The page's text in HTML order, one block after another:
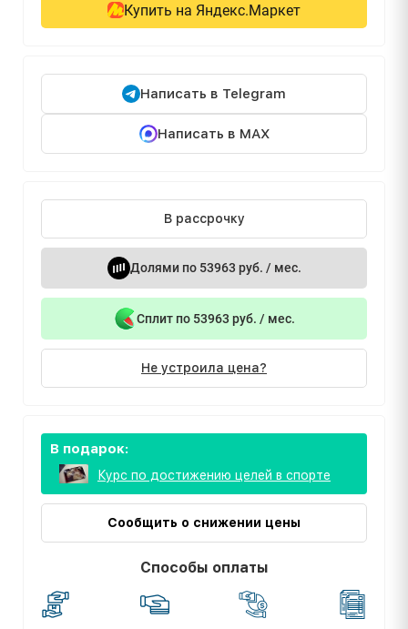
Купить на Яндекс.Маркет
Написать в Telegram
Написать в MAX
В рассрочку
Долями по 53963 руб. / мес.
Сплит по 53963 руб. / мес.
Не устроила цена?
В подарок:
Курс по достижению целей в спорте
Сообщить о снижении цены
Способы оплаты